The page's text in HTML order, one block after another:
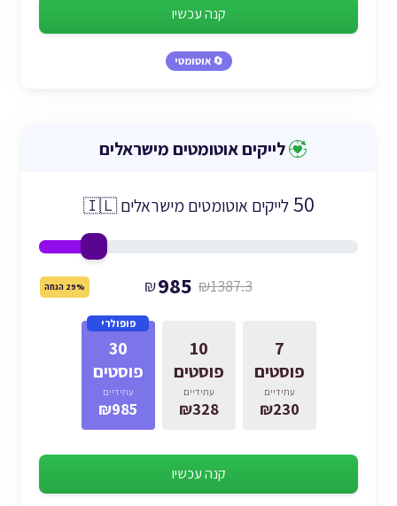
קנה עכשיו
🔄 אוטומטי
לייקים אוטומטים מישראלים
50 לייקים אוטומטים מישראלים 🇮🇱
₪985 ₪1387.3 29% הנחה
7
פוסטים
עתידיים
₪230
10
פוסטים
עתידיים
₪328
30
פוסטים
עתידיים
₪985
פופולרי
קנה עכשיו